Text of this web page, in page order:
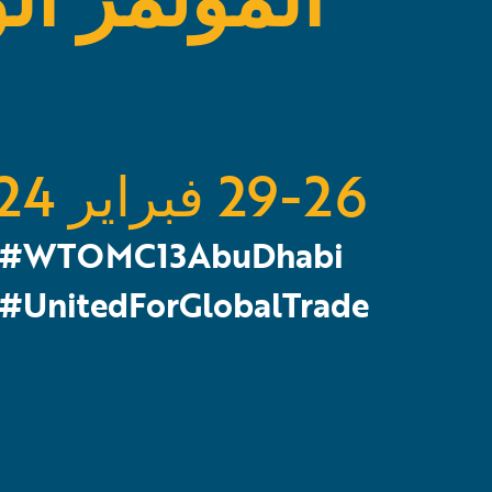
29-26 فبراير 2024
WTOMC13AbuDhabi#
UnitedForGlobalTrade#